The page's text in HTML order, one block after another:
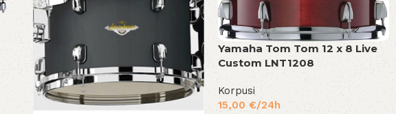
Yamaha Tom Tom 12 x 8 Live
Custom LNT1208
Korpusi
15,00€/24h